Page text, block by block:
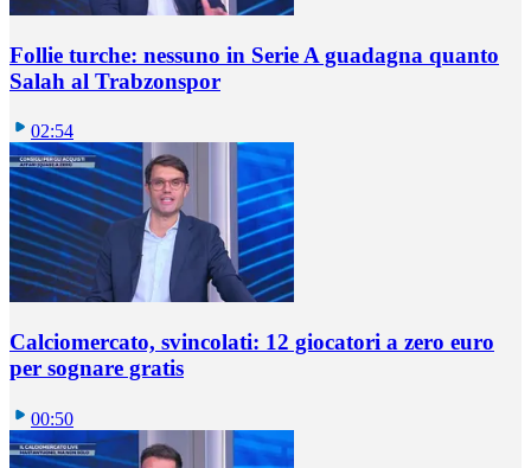
Follie turche: nessuno in Serie A guadagna quanto
Salah al Trabzonspor
02:54
Calciomercato, svincolati: 12 giocatori a zero euro
per sognare gratis
00:50